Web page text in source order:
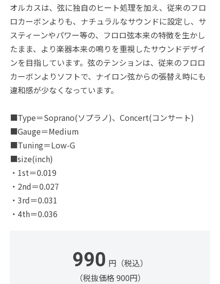
オルカスは、弦に独自のヒート処理を加え、従来のフロ
ロカーボンよりも、ナチュラルなサウンドに設定し、サ
スティーンやパワー等の、フロロ弦本来の特徴を生かし
たまま、より楽器本来の鳴りを重視したサウンドデザイ
ンを目指しています。弦のテンションは、従来のフロロ
カーボンよりソフトで、ナイロン弦からの張替え時にも
違和感が少なくなっています。
■Type＝Soprano(ソプラノ)、Concert(コンサート)
■Gauge＝Medium
■Tuning＝Low-G
■size(inch)
・1st＝0.019
・2nd＝0.027
・3rd＝0.031
・4th＝0.036
990 円（税込）
（税抜価格 900円）